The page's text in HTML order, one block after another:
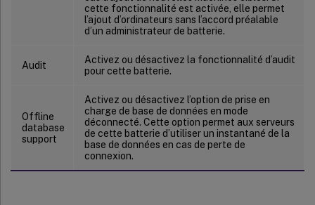
cette fonctionnalité est activée, elle permet
l’ajout d’ordinateurs sans l’accord préalable
d’un administrateur de batterie.
Audit
Activez ou désactivez la fonctionnalité d’audit
pour cette batterie.
Offline
database
support
Activez ou désactivez l’option de prise en
charge de base de données en mode
déconnecté. Cette option permet aux serveurs
de cette batterie d’utiliser un instantané de la
base de données en cas de perte de
connexion.